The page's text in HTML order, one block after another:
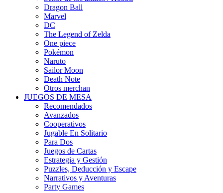
Dragon Ball
Marvel
DC
The Legend of Zelda
One piece
Pokémon
Naruto
Sailor Moon
Death Note
Otros merchan
JUEGOS DE MESA
Recomendados
Avanzados
Cooperativos
Jugable En Solitario
Para Dos
Juegos de Cartas
Estrategia y Gestión
Puzzles, Deducción y Escape
Narrativos y Aventuras
Party Games